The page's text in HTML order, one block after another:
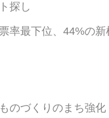
探し
率最下位、44%の
のづくりのまち強化